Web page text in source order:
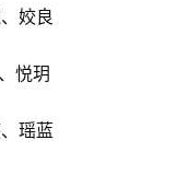
姣良
悦玥
瑶蓝